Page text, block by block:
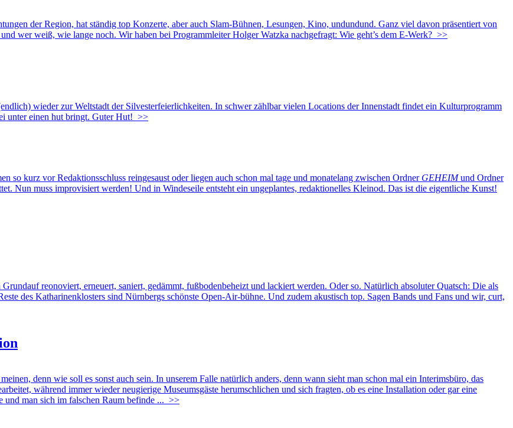
der Region, hat ständig top Konzerte, aber auch Slam-Bühnen, Lesungen, Kino, undundund. Ganz viel davon präsentiert von
wer weiß, wie lange noch. Wir haben bei Programmleiter Holger Watzka nachgefragt: Wie geht’s dem E-Werk? >>
wieder zur Weltstadt der Silvesterfeierlichkeiten. In schwer zählbar vielen Locations der Innenstadt findet ein Kulturprogramm
unter einen hut bringt. Guter Hut! >>
so kurz vor Redaktionsschluss reingesaust oder liegen auch schon mal tage und monatelang zwischen Ordner GEHEIMund Ordner
Nun muss improvisiert werden! Und in Windeseile entsteht ein ungeplantes, redaktionelles Kleinod. Das ist die eigentliche Kunst!
reonoviert, erneuert, saniert, gedämmt, fußbodenbeheizt und lackiert werden. Oder so. Natürlich absoluter Quatsch: Die als
des Katharinenklosters sind Nürnbergs schönste Open-Air-bühne. Und zudem akustisch top. Sagen Bands und Fans und wir, curt,
denn wie soll es sonst auch sein. In unserem Falle natürlich anders, denn wann sieht man schon mal ein Interimsbüro, das
während immer wieder neugierige Museumsgäste herumschlichen und sich fragten, ob es eine Installation oder gar eine
und man sich im falschen Raum befinde ... >>